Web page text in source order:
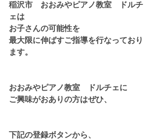
稲沢市　おおみやピアノ教室　ドルチ
ェは
お子さんの可能性を
最大限に伸ばすご指導を行なっており
ます。
おおみやピアノ教室　ドルチェに
ご興味がおありの方はぜひ、
下記の登録ボタンから、